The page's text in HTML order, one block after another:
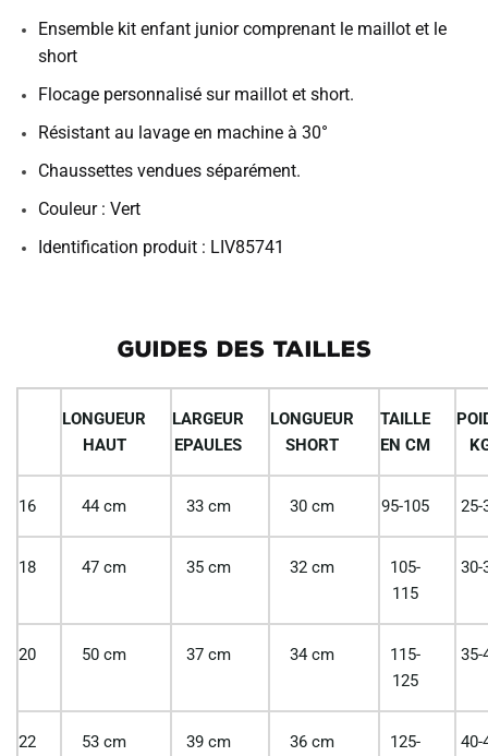
Ensemble kit enfant junior comprenant le maillot et le
short
Flocage personnalisé sur maillot et short.
Résistant au lavage en machine à 30°
Chaussettes vendues séparément.
Couleur : Vert
Identification produit : LIV85741
GUIDES DES TAILLES
LONGUEUR
HAUT
LARGEUR
EPAULES
LONGUEUR
SHORT
TAILLE
EN CM
16 44 cm 33 cm 30 cm 95-105 25-
18 47 cm 35 cm 32 cm
105-
115
30-
20 50 cm 37 cm 34 cm
115-
125
35-
22 53 cm 39 cm 36 cm
125-
40-